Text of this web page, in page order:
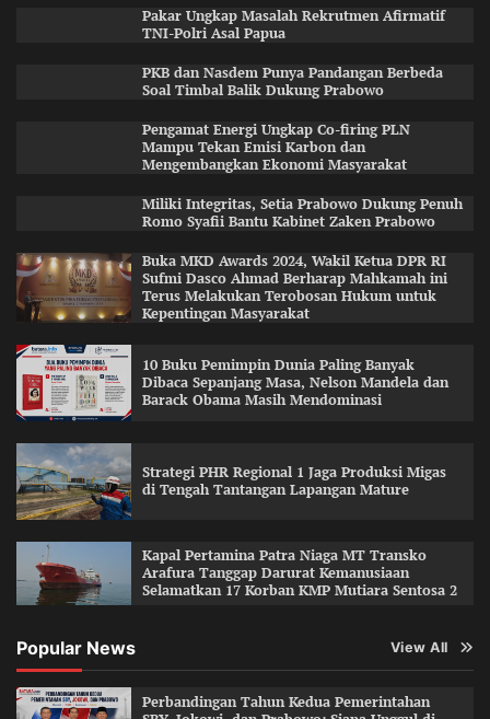
Pakar Ungkap Masalah Rekrutmen Afirmatif
TNI-Polri Asal Papua
PKB dan Nasdem Punya Pandangan Berbeda
Soal Timbal Balik Dukung Prabowo
Pengamat Energi Ungkap Co-firing PLN
Mampu Tekan Emisi Karbon dan
Mengembangkan Ekonomi Masyarakat
Miliki Integritas, Setia Prabowo Dukung Penuh
Romo Syafii Bantu Kabinet Zaken Prabowo
Buka MKD Awards 2024, Wakil Ketua DPR RI
Sufmi Dasco Ahmad Berharap Mahkamah ini
Terus Melakukan Terobosan Hukum untuk
Kepentingan Masyarakat
10 Buku Pemimpin Dunia Paling Banyak
Dibaca Sepanjang Masa, Nelson Mandela dan
Barack Obama Masih Mendominasi
Strategi PHR Regional 1 Jaga Produksi Migas
di Tengah Tantangan Lapangan Mature
Kapal Pertamina Patra Niaga MT Transko
Arafura Tanggap Darurat Kemanusiaan
Selamatkan 17 Korban KMP Mutiara Sentosa 2
Popular News View All
Perbandingan Tahun Kedua Pemerintahan